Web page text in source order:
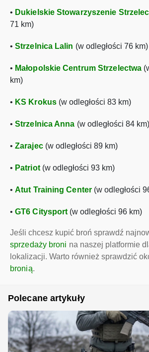
• Dukielskie Stowarzyszenie
71 km)
• Strzelnica Lalin (w odległości 76 km)
• Małopolskie Centrum Strzelectwa
km)
• KS Krokus(w odległości 83 km)
• Strzelnica Anna (w odległości 84 km)
• Zarajec(w odległości 89 km)
• Patriot(w odległości 93 km)
• Atut Training Center (w odległości
• GT6 Citysport (w odległości 96 km)
Jeśli chcesz kupić broń sprawdź
sprzedaży broni na naszej platformie
lokalizacji. Warto również sprawdzić
bronią.
Polecane artykuły